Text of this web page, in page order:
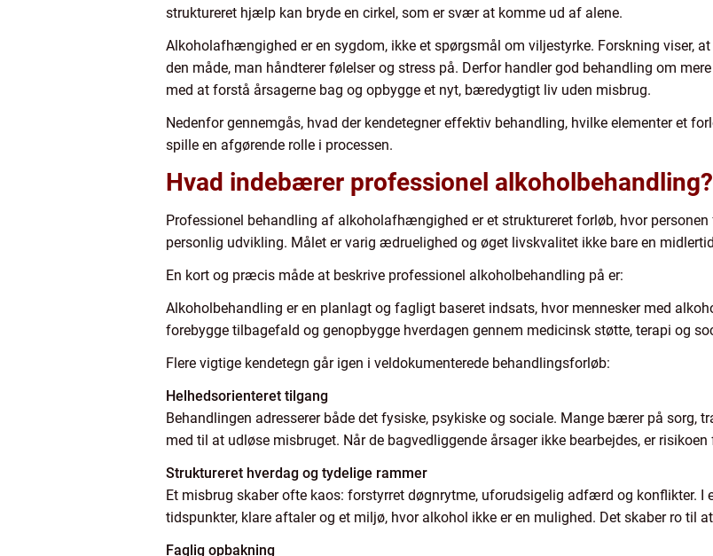
struktureret hjælp kan bryde en cirkel, som er svær at komme ud af alene.
Alkoholafhængighed er en sygdom, ikke et spørgsmål om viljestyrke. Forskning viser,
den måde, man håndterer følelser og stress på. Derfor handler god behandling om
med at forstå årsagerne bag og opbygge et nyt, bæredygtigt liv uden misbrug.
Nedenfor gennemgås, hvad der kendetegner effektiv behandling, hvilke elementer et
spille en afgørende rolle i processen.
Hvad indebærer professionel alkoholbehandling?
Professionel behandling af alkoholafhængighed er et struktureret forløb, hvor
personlig udvikling. Målet er varig ædruelighed og øget livskvalitet ikke bare en
En kort og præcis måde at beskrive professionel alkoholbehandling på er:
Alkoholbehandling er en planlagt og fagligt baseret indsats, hvor mennesker med
forebygge tilbagefald og genopbygge hverdagen gennem medicinsk støtte, terapi og
Flere vigtige kendetegn går igen i veldokumenterede behandlingsforløb:
Helhedsorienteret tilgang
Behandlingen adresserer både det fysiske, psykiske og sociale. Mange bærer på sorg,
med til at udløse misbruget. Når de bagvedliggende årsager ikke bearbejdes, er
Struktureret hverdag og tydelige rammer
Et misbrug skaber ofte kaos: forstyrret døgnrytme, uforudsigelig adfærd og konflikter. I
tidspunkter, klare aftaler og et miljø, hvor alkohol ikke er en mulighed. Det skaber ro til
Faglig opbakning